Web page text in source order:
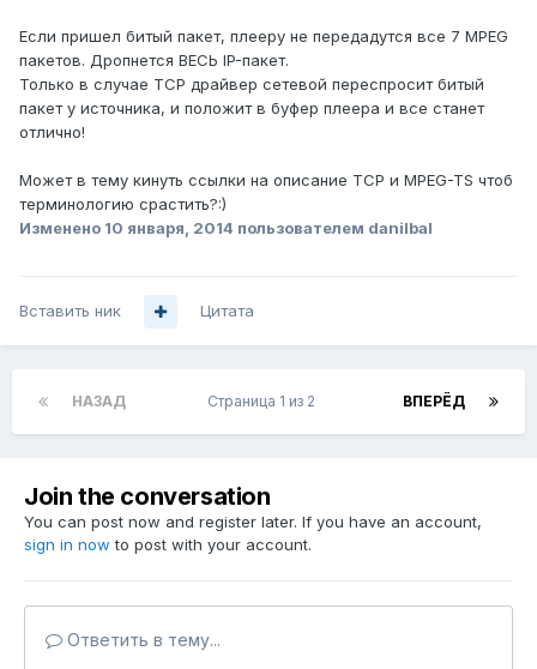
Если пришел битый пакет, плееру не передадутся все 7 MPEG
пакетов. Дропнется ВЕСЬ IP-пакет.
Только в случае TCP драйвер сетевой переспросит битый
пакет у источника, и положит в буфер плеера и все станет
отлично!
Может в тему кинуть ссылки на описание TCP и MPEG-TS чтоб
терминологию срастить?:)
Изменено 10 января, 2014 пользователем danilbal
Вставить ник Цитата
НАЗАД ВПЕРЁД
Страница 1 из 2
Join the conversation
You can post now and register later. If you have an account,
sign in now to post with your account.
Ответить в тему...